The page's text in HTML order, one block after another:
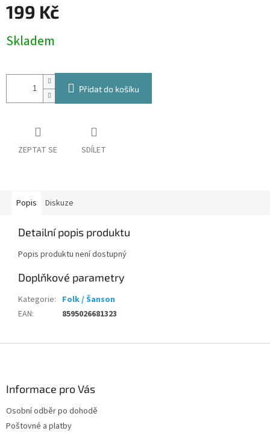
199 Kč
cena:
Skladem
Přidat do košíku
ZEPTAT SE SDÍLET
Popis Diskuze
Detailní popis produktu
Popis produktu není dostupný
Doplňkové parametry
Kategorie: Folk / Šanson
EAN: 8595026681323
Informace pro Vás
Osobní odběr po dohodě
Poštovné a platby